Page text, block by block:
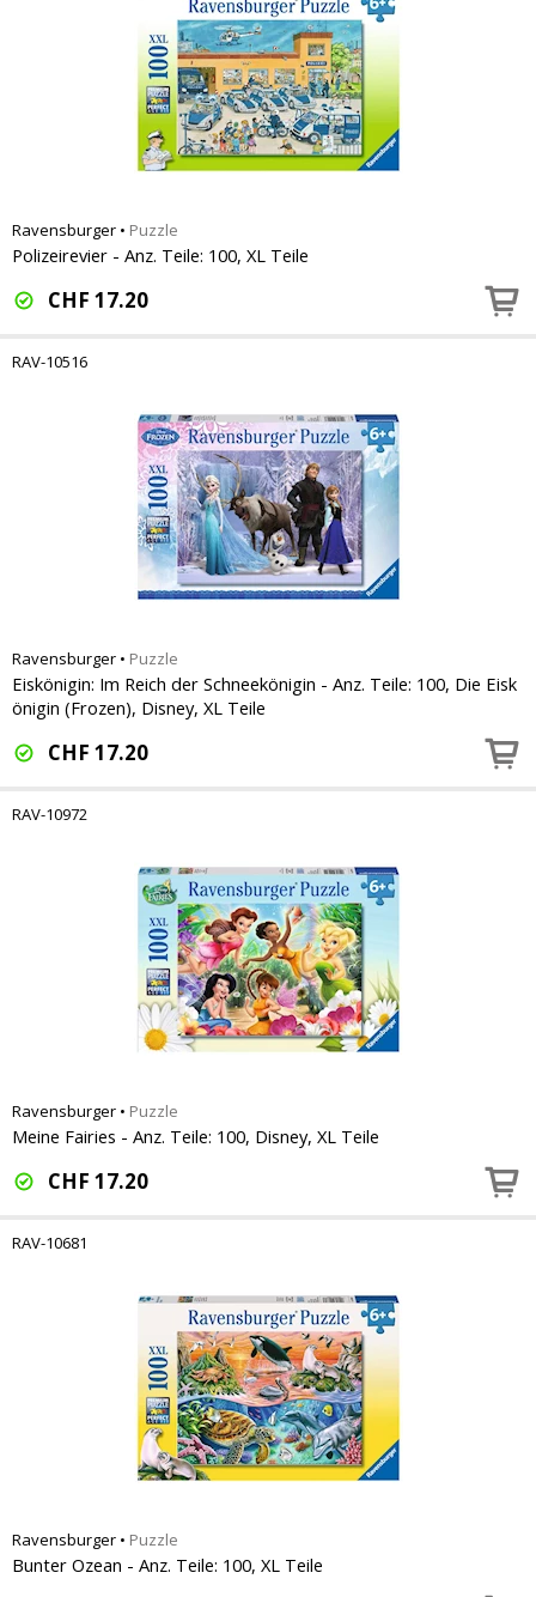
Ravensburger • Puzzle
Polizeirevier - Anz. Teile: 100, XL Teile
CHF 17.20
RAV-10516
Ravensburger • Puzzle
Eiskönigin: Im Reich der Schneekönigin - Anz. Teile: 100, Die Eisk
önigin (Frozen), Disney, XL Teile
CHF 17.20
RAV-10972
Ravensburger • Puzzle
Meine Fairies - Anz. Teile: 100, Disney, XL Teile
CHF 17.20
RAV-10681
Ravensburger • Puzzle
Bunter Ozean - Anz. Teile: 100, XL Teile